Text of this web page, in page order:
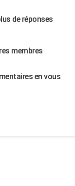
de réponses
membres
en vous